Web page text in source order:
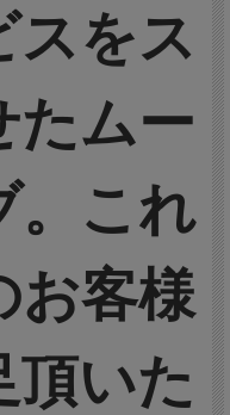
スをス
たムー
。これ
お客様
頂いた